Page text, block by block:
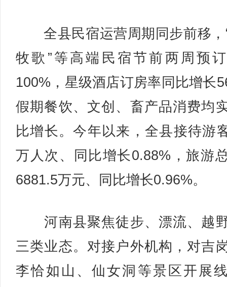
全县民宿运营周期同步前移，
牧歌”等高端民宿节前两周预
100%，星级酒店订房率同比增长
假期餐饮、文创、畜产品消费均
比增长。今年以来，全县接待游
万人次、同比增长0.88%，旅游
6881.5万元、同比增长0.96%。
河南县聚焦徒步、漂流、越
三类业态。对接户外机构，对吉
李恰如山、仙女洞等景区开展